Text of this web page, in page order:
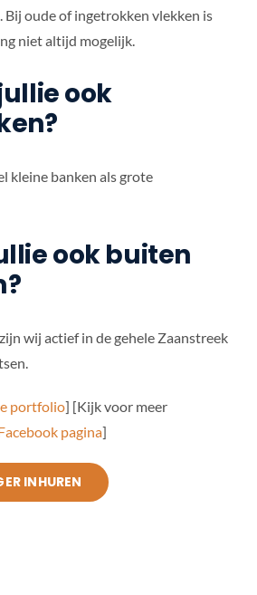
oude of ingetrokken vlekken is
niet altijd mogelijk.
ook
kleine banken als grote
ook buiten
wij actief in de gehele Zaanstreek
portfolio] [Kijk voor meer
pagina]
INHUREN